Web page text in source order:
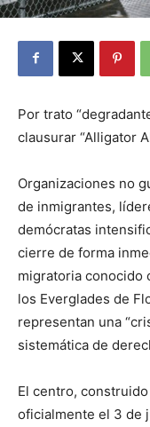
Por trato
clausurar “Alligator
Organizaciones no
de inmigrantes,
demócratas
cierre de forma
migratoria conocido
los Everglades de
representan una
sistemática de
El centro,
oficialmente el 3 de